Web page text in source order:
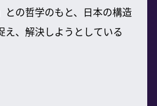
との哲学のもと、日本の構造
え、解決しようとしている